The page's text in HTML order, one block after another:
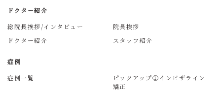
ドクター紹介
総院長挨拶/インタビュー
院長挨拶
ドクター紹介
スタッフ紹介
症例
症例一覧
ピックアップ①インビザライン
矯正